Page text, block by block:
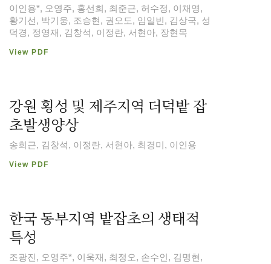
이인용*, 오영주, 홍선희, 최준근, 허수정, 이채영,
황기선, 박기웅, 조승현, 권오도, 임일빈, 김상국, 성
덕경, 정영재, 김창석, 이정란, 서현아, 장현목
View PDF
강원 횡성 및 제주지역 더덕밭 잡
초발생양상
송희근, 김창석, 이정란, 서현아, 최경미, 이인용
View PDF
한국 동부지역 밭잡초의 생태적
특성
조광진, 오영주*, 이욱재, 최정오, 손수인, 김명현,